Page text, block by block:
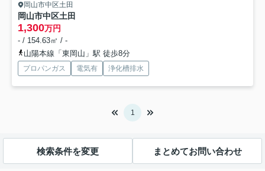
岡山市中区土田
岡山市中区土田
1,300万円
- / 154.63㎡ / -
山陽本線「東岡山」駅 徒歩8分
プロパンガス 電気有 浄化槽排水
1
検索条件を変更 まとめてお問い合わせ